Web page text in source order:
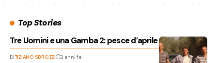
Top Stories
Tre Uomini e una Gamba 2: pesce d’aprile anticipato?
DiTIZIANO SBROZZI 2 anni fa